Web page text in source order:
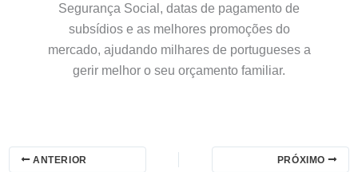
Segurança Social, datas de pagamento de
subsídios e as melhores promoções do
mercado, ajudando milhares de portugueses a
gerir melhor o seu orçamento familiar.
ANTERIOR PRÓXIMO